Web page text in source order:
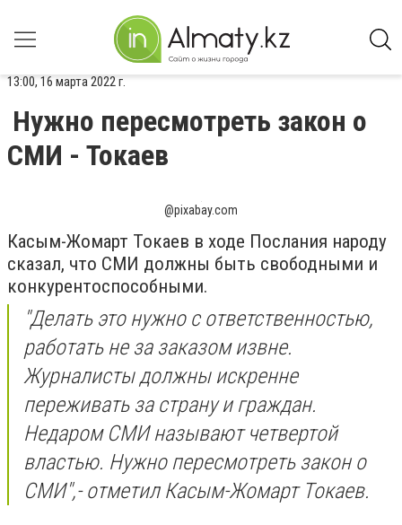
13:00, 16 марта 2022 г.
Нужно пересмотреть закон о
СМИ - Токаев
@pixabay.com
Касым-Жомарт Токаев в ходе Послания народу
сказал, что СМИ должны быть свободными и
конкурентоспособными.
"Делать это нужно с ответственностью,
работать не за заказом извне.
Журналисты должны искренне
переживать за страну и граждан.
Недаром СМИ называют четвертой
властью. Нужно пересмотреть закон о
СМИ",- отметил Касым-Жомарт Токаев.